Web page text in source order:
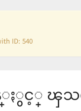
ID: 540
န္ႏွင့္ ၾ